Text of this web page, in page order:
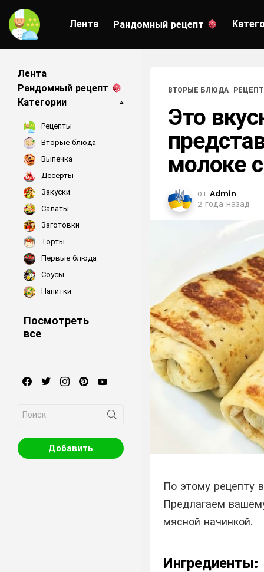
Лента Рандомный рецепт
ВТОРЫЕ БЛЮДА
Это
молоке
от Admin
2 года назад
По этому рецепту
Предлагаем
мясной начинкой.
Ингредиенты:
Лента
Рандомный рецепт
Категории
Рецепты
Вторые блюда
Выпечка
Десерты
Закуски
Салаты
Заготовки
Торты
Первые блюда
Соусы
Напитки
Посмотреть
все
facebooktwitterinstagrampinterest
for:
Добавить